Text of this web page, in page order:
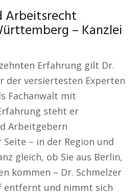
Arbeitsrecht
– Kanzlei
Erfahrung gilt Dr.
der versiertesten Experten
Fachanwalt mit
steht er
Arbeitgebern
– in der Region und
gleich, ob Sie aus Berlin,
kommen – Dr. Schmelzer
entfernt und nimmt sich